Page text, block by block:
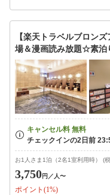
【楽天トラベルブロン
場＆漫画読み放題☆素泊
お1人さま1泊（2名1室利用時） (
3,750円 ／人〜
ポイント(1%)